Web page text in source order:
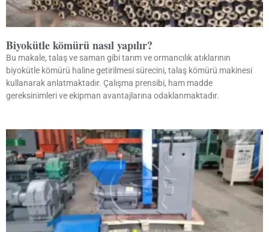
Biyokütle kömürü nasıl yapılır?
Bu makale, talaş ve saman gibi tarım ve ormancılık atıklarının
biyokütle kömürü haline getirilmesi sürecini, talaş kömürü makinesi
kullanarak anlatmaktadır. Çalışma prensibi, ham madde
gereksinimleri ve ekipman avantajlarına odaklanmaktadır.